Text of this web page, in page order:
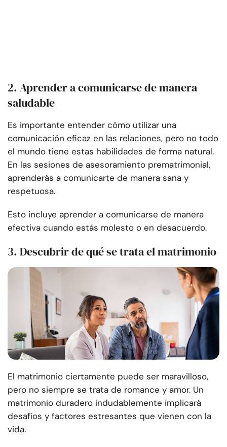
2. Aprender a comunicarse de manera
saludable
Es importante entender cómo utilizar una
comunicación eficaz en las relaciones, pero no todo
el mundo tiene estas habilidades de forma natural.
En las sesiones de asesoramiento prematrimonial,
aprenderás a comunicarte de manera sana y
respetuosa.
Esto incluye aprender a comunicarse de manera
efectiva cuando estás molesto o en desacuerdo.
3. Descubrir de qué se trata el matrimonio
El matrimonio ciertamente puede ser maravilloso,
pero no siempre se trata de romance y amor. Un
matrimonio duradero indudablemente implicará
desafíos y factores estresantes que vienen con la
vida.